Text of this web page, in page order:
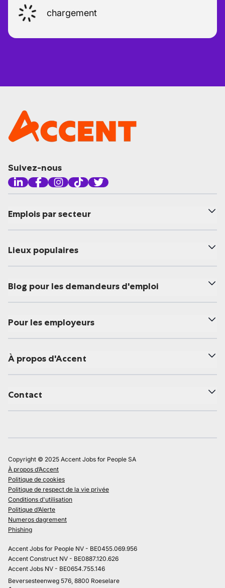
chargement
Suivez-nous
Emplois par secteur
Lieux populaires
Blog pour les demandeurs d'emploi
Pour les employeurs
À propos d'Accent
Contact
Copyright © 2025 Accent Jobs for People SA
À propos d’Accent
Politique de cookies
Politique de respect de la vie privée
Conditions d'utilisation
Politique d’Alerte
Numeros dagrement
Phishing
Accent Jobs for People NV - BE0455.069.956
Accent Construct NV - BE0887.120.626
Accent Jobs NV - BE0654.755.146
Beversesteenweg 576, 8800 Roeselare